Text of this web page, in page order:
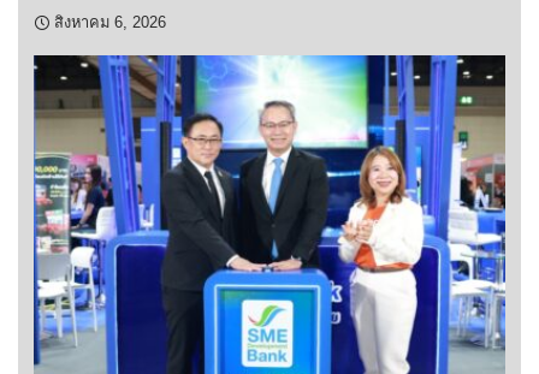
สิงหาคม 6, 2026